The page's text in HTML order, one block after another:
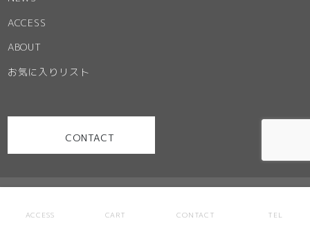
プライバシーポリシー サイトマップ
ACCESS
ABOUT
お気に入りリスト
CONTACT
ACCESS CART CONTACT TEL